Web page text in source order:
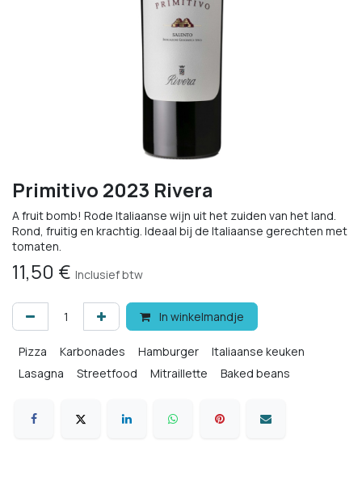
Primitivo 2023 Rivera
A fruit bomb! Rode Italiaanse wijn uit het zuiden van het land.
Rond, fruitig en krachtig. Ideaal bij de Italiaanse gerechten met
tomaten.
11,50 € Inclusief btw
In winkelmandje
Pizza Karbonades Hamburger
Italiaanse keuken
Lasagna
Streetfood Mitraillette Baked beans